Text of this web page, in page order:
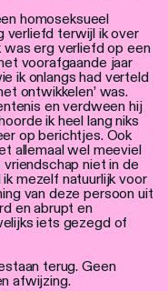
homoseksueel
verliefd terwijl ik over
was erg verliefd op een
voorafgaande jaar
ik onlangs had verteld
ontwikkelen’ was.
en verdween hij
ik heel lang niks
op berichtjes. Ook
allemaal wel meeviel
vriendschap niet in de
mezelf natuurlijk voor
van deze persoon uit
en abrupt en
iets gezegd of
terug. Geen
afwijzing.